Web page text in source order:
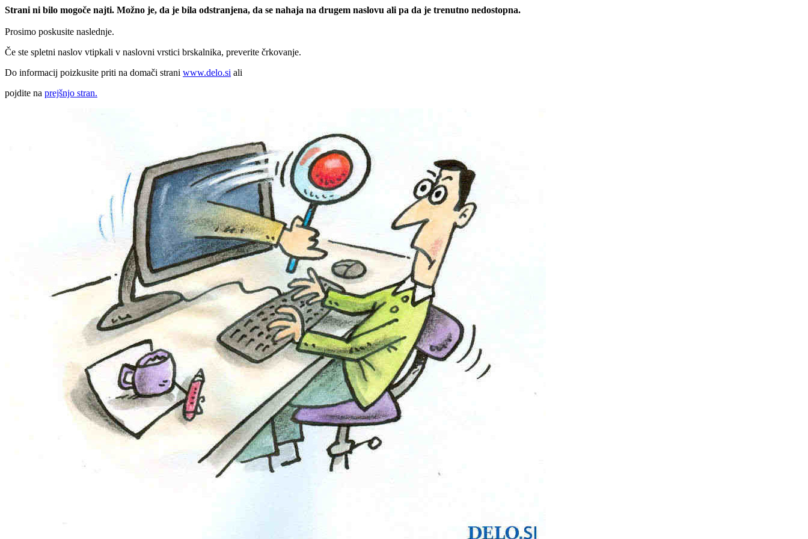
Strani ni bilo mogoče najti. Možno je, da je bila odstranjena, da se nahaja na drugem naslovu ali pa da je trenutno nedostopna.
Prosimo poskusite naslednje.
Če ste spletni naslov vtipkali v naslovni vrstici brskalnika, preverite črkovanje.
Do informacij poizkusite priti na domači strani www.delo.si ali
pojdite na prejšnjo stran.